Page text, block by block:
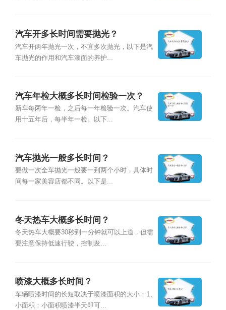
汽车开多长时间需要抛光？
汽车开两年抛光一次，不宜多次抛光，以下是汽
车抛光的作用和汽车漆面的养护...
汽车年检大概多长时间检验一次？
新车每两年一检，之后每一年检验一次。汽车使
用十五年后，每半年一检。以下...
汽车抛光一般多长时间？
要做一次全车抛光一般要一到两个小时，具体时
间每一家美容店都不同。以下是...
冬天热车大概多长时间？
冬天热车大概要30秒到一分钟就可以上道，但需
要注意保持低速行驶，控制发...
喷漆大概多长时间？
车辆喷漆时间的长短取决于喷漆面积的大小：1、
小面积：小面积喷漆半天即可...